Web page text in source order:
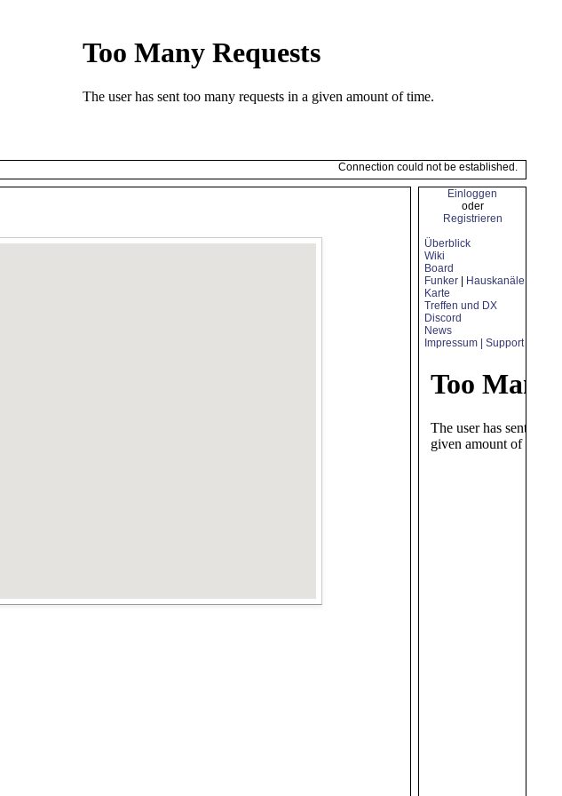
Connection could not be established.
Einloggen
oder
Registrieren
Überblick
Wiki
Board
Funker
Hauskanäle
Karte
Treffen und DX
Discord
News
Impressum | Support